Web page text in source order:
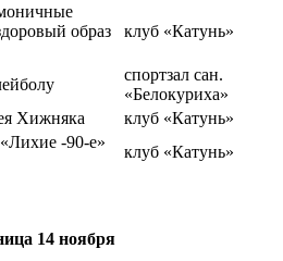
образ
клуб «Катунь»
спортзал сан.
«Белокуриха»
Хижняка
клуб «Катунь»
-90-е»
клуб «Катунь»
14 ноября